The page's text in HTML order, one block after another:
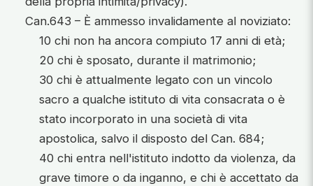
Can.643 – È ammesso invalidamente al noviziato:
10 chi non ha ancora compiuto 17 anni di età;
20 chi è sposato, durante il matrimonio;
30 chi è attualmente legato con un vincolo
sacro a qualche istituto di vita consacrata o è
stato incorporato in una società di vita
apostolica, salvo il disposto del Can. 684;
40 chi entra nell'istituto indotto da violenza, da
grave timore o da inganno, e chi è accettato da